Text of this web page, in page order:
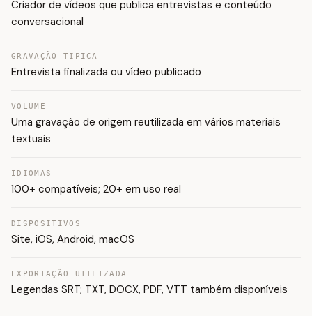
Criador de vídeos que publica entrevistas e conteúdo
conversacional
GRAVAÇÃO TÍPICA
Entrevista finalizada ou vídeo publicado
VOLUME
Uma gravação de origem reutilizada em vários materiais
textuais
IDIOMAS
100+ compatíveis; 20+ em uso real
DISPOSITIVOS
Site, iOS, Android, macOS
EXPORTAÇÃO UTILIZADA
Legendas SRT; TXT, DOCX, PDF, VTT também disponíveis